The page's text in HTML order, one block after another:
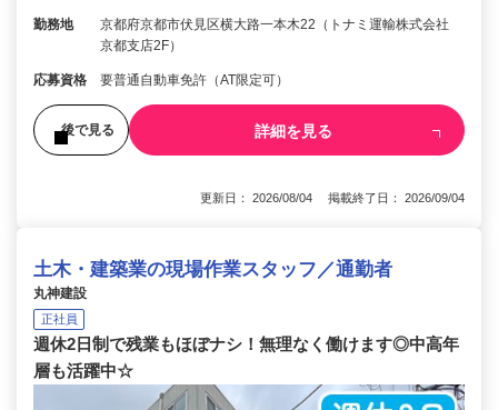
勤務地
京都府京都市伏見区横大路一本木22（トナミ運輸株式会社
京都支店2F）
応募資格 要普通自動車免許（AT限定可）
後で見る 詳細を見る
更新日： 2026/08/04 掲載終了日： 2026/09/04
土木・建築業の現場作業スタッフ／通勤者
丸神建設
正社員
週休2日制で残業もほぼナシ！無理なく働けます◎中高年
層も活躍中☆